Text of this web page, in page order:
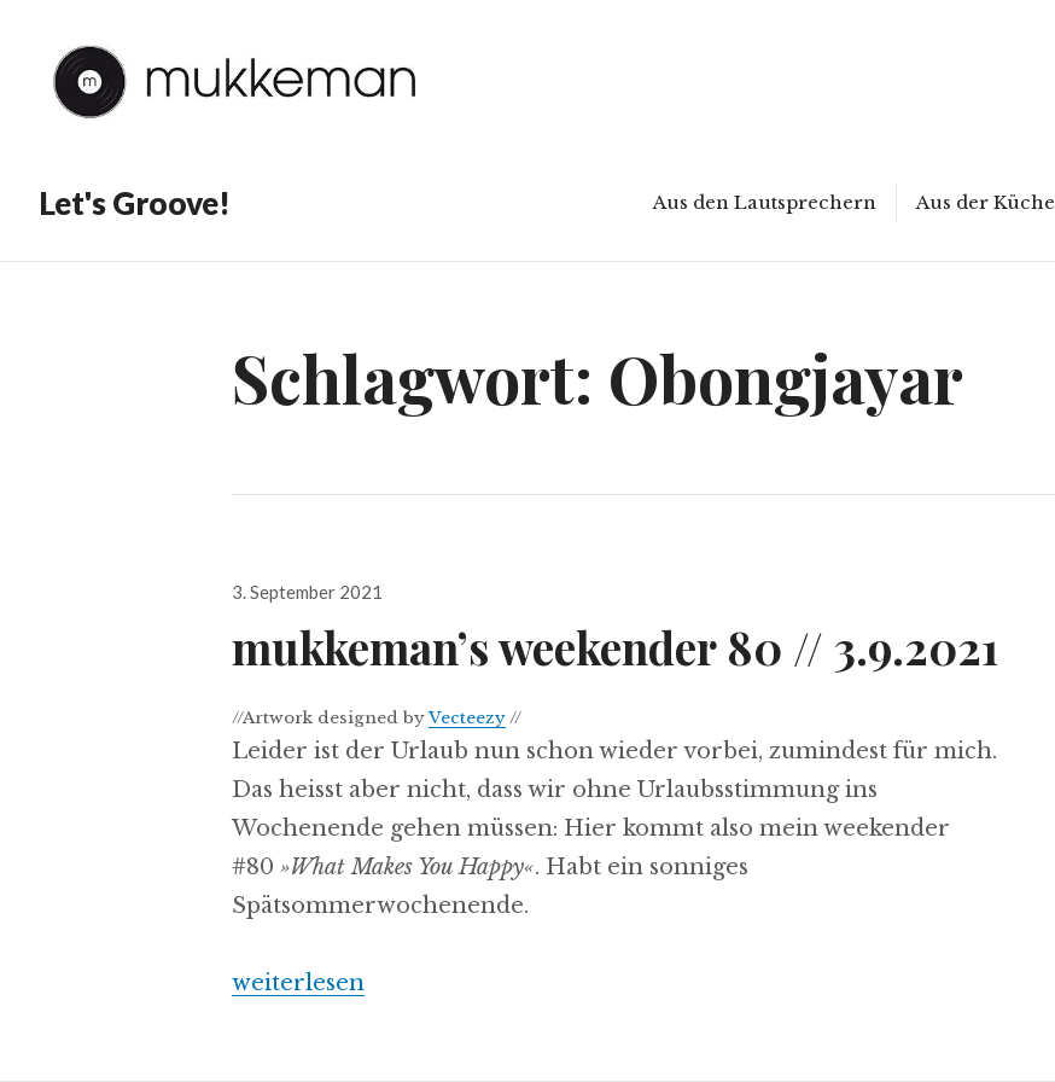
Let's Groove! Aus den Lautsprechern Aus der Küche
Schlagwort: Obongjayar
Veröffentlicht
3. September 2021
mukkeman’s weekender 80 // 3.9.2021
//Artwork designed byVecteezy//
Leider ist der Urlaub nun schon wieder vorbei, zumindest für mich.
Das heisst aber nicht, dass wir ohne Urlaubsstimmung ins
Wochenende gehen müssen: Hier kommt also mein weekender
#80 »What Makes You Happy«. Habt ein sonniges
Spätsommerwochenende.
„mukkeman’s weekender 80 // 3.9.2021“
weiterlesen